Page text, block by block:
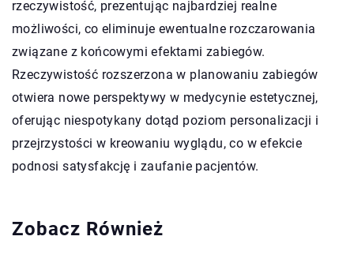
rzeczywistość, prezentując najbardziej realne
możliwości, co eliminuje ewentualne rozczarowania
związane z końcowymi efektami zabiegów.
Rzeczywistość rozszerzona w planowaniu zabiegów
otwiera nowe perspektywy w medycynie estetycznej,
oferując niespotykany dotąd poziom personalizacji i
przejrzystości w kreowaniu wyglądu, co w efekcie
podnosi satysfakcję i zaufanie pacjentów.
Zobacz Również